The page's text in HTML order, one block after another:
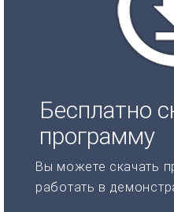
Бесплатно
программу
Вы можете скачать
работать в